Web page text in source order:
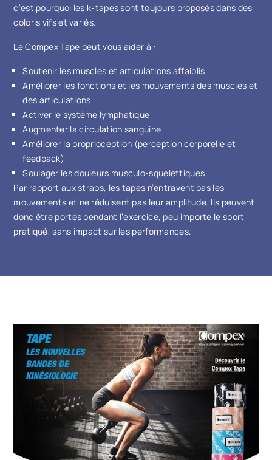
c’est pourquoi les k-tapes sont toujours proposés dans des
coloris vifs et variés.
Le Compex Tape peut vous aider à :
Soutenir les muscles et articulations affaiblis
Améliorer les fonctions et les mouvements des muscles et
des articulations
Activer le système lymphatique
Augmenter la circulation sanguine
Améliorer la proprioception (perception corporelle et
feedback)
Soulager les douleurs musculo-squelettiques
Par rapport aux straps, les tapes n’entravent pas les
mouvements et ne réduisent pas leur amplitude. Ils peuvent
donc être portés pendant l’exercice, peu importe le sport
pratiqué, sans impact sur les performances.